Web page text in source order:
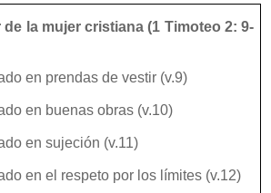
de la mujer cristiana (1 Timoteo 2: 9-
en prendas de vestir (v.9)
en buenas obras (v.10)
en sujeción (v.11)
en el respeto por los límites (v.12)